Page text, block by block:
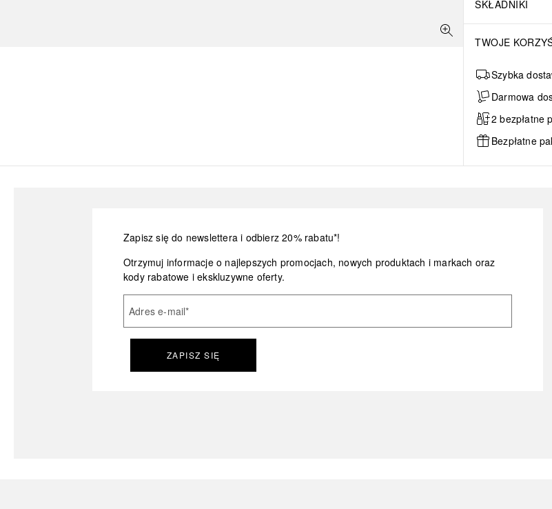
SKŁADNIKI
TWOJE
Szybka
Darmowa
2 bezpłatne
Bezpłatne
Zapisz się do newslettera i odbierz 20% rabatu*!
Otrzymuj informacje o najlepszych promocjach, nowych produktach i markach oraz
kody rabatowe i ekskluzywne oferty.
Adres e-mail*
ZAPISZ SIĘ